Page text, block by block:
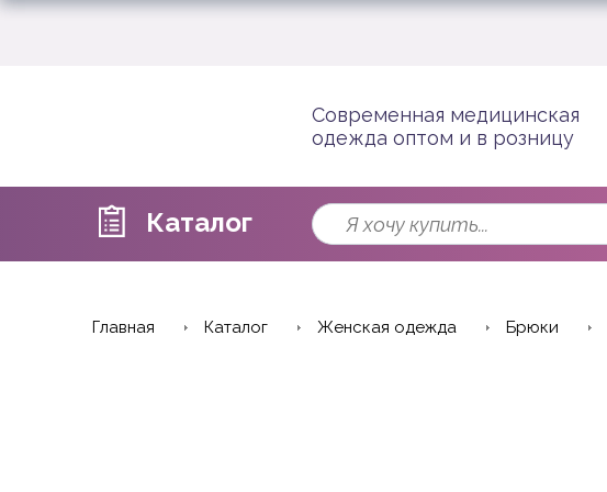
Современная медицинская
одежда оптом и в розницу
Каталог
Главная Каталог Женская одежда Брюки